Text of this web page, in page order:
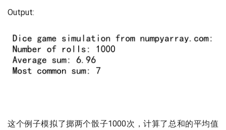
Output:
这个例子模拟了掷两个骰子1000次，计算了总和的平均值